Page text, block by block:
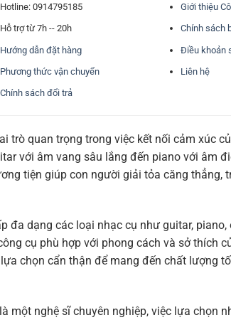
Hotline: 0914795185
Hỗ trợ từ 7h -- 20h
Hướng dẫn đặt hàng
Phương thức vận chuyển
Chính sách đổi trả
Giới thiệu
Chính sách
Điều khoản
Liên hệ
trò quan trọng trong việc kết nối cảm xúc
với âm vang sâu lắng đến piano với âm
tiện giúp con người giải tỏa căng thẳng,
đa dạng các loại nhạc cụ như guitar,
cụ phù hợp với phong cách và sở thích
lựa chọn cẩn thận để mang đến chất lượng
một nghệ sĩ chuyên nghiệp, việc lựa chọn